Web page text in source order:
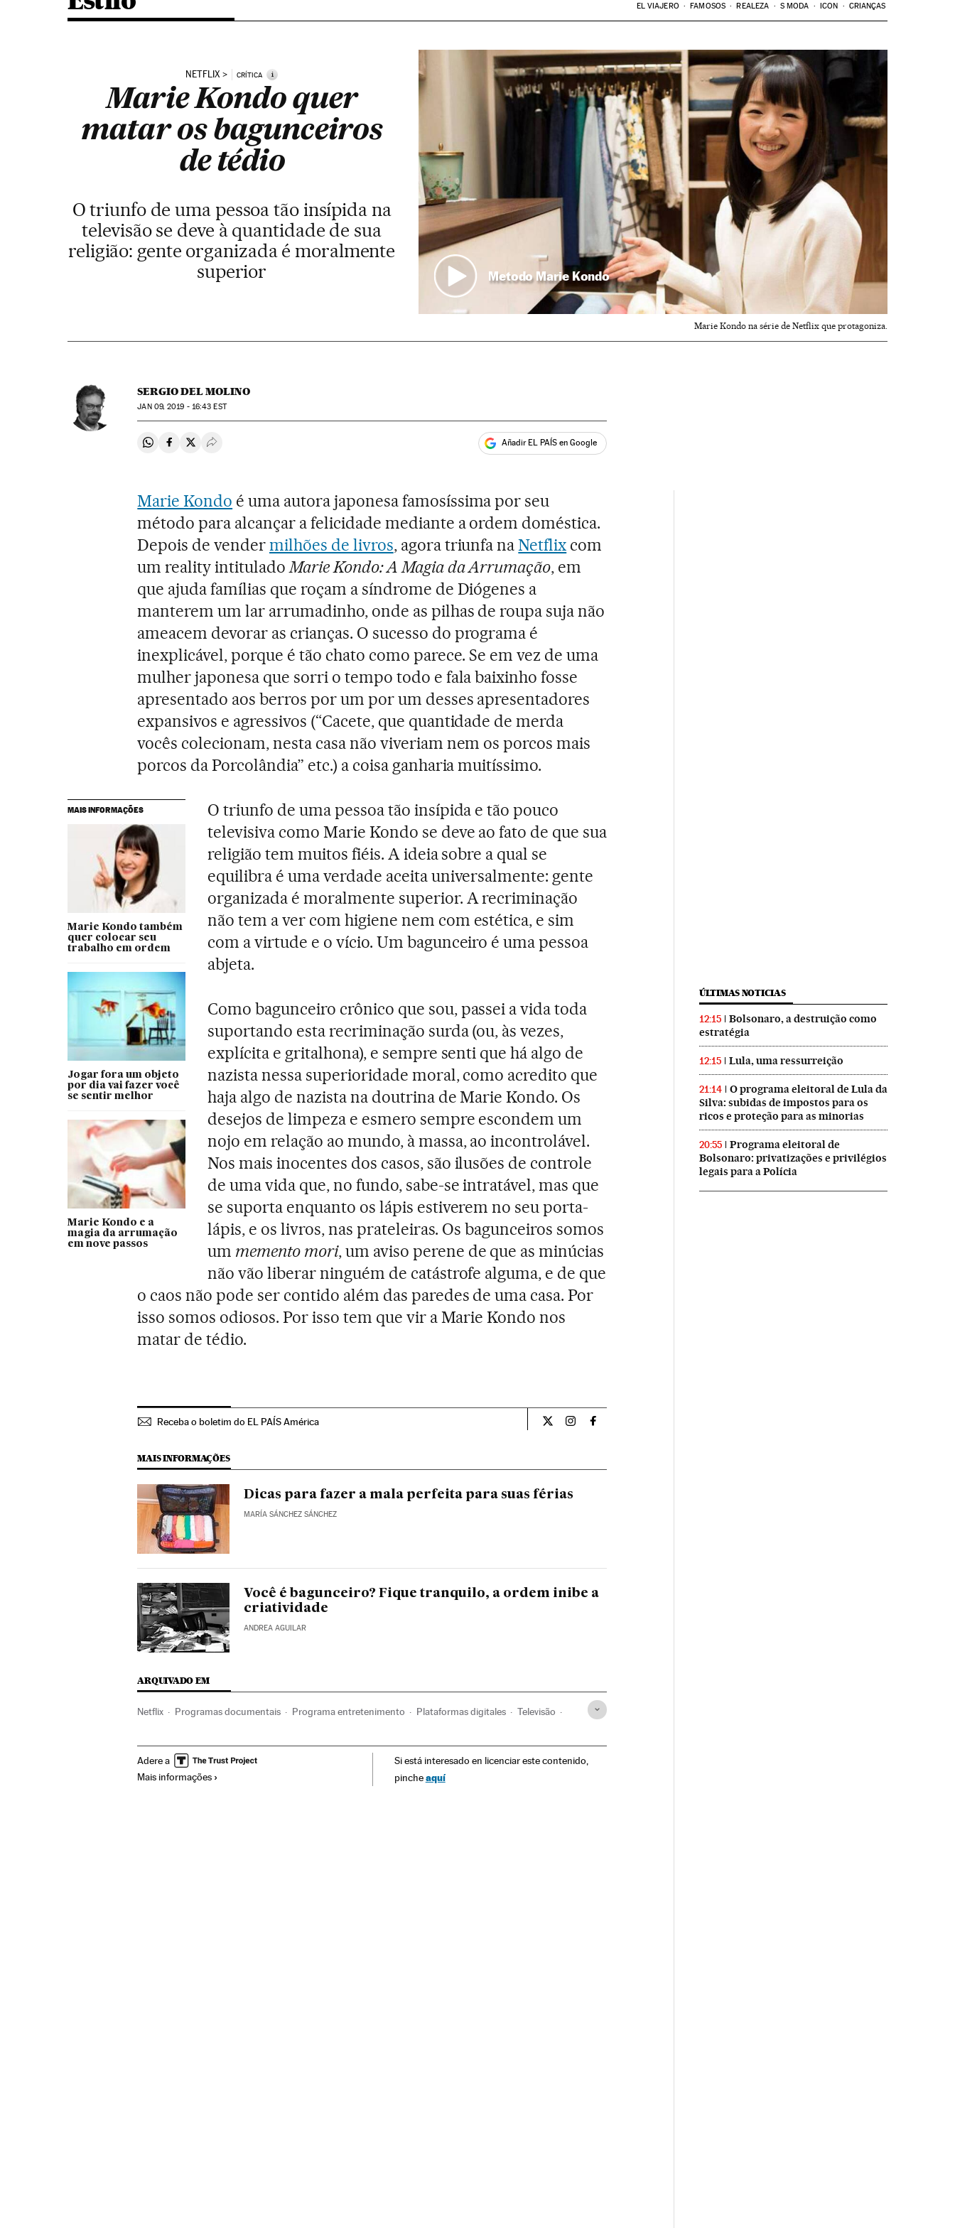
EL VIAJERO FAMOSOS REALEZA S MODA ICON CRIANÇAS
NETFLIX CRÍTICA i
Marie Kondo quer
matar os bagunceiros
de tédio
O triunfo de uma pessoa tão insípida na
televisão se deve à quantidade de sua
religião: gente organizada é moralmente
superior
Metodo Marie Kondo
Marie Kondo na série de Netflix que protagoniza.
SERGIO DEL MOLINO
JAN09, 2019 - 16:43 EST
Compartir en Whatsapp
Compartir en Facebook
Compartir en Twitter
Desplegar Redes Sociales Añadir EL PAÍS en Google
Marie Kondo é uma autora japonesa famosíssima por seu
método para alcançar a felicidade mediante a ordem doméstica.
Depois de vendermilhões de livros, agora triunfa naNetflix com
um reality intituladoMarie Kondo: A Magia da Arrumação, em
que ajuda famílias que roçam a síndrome de Diógenes a
manterem um lar arrumadinho, onde as pilhas de roupa suja não
ameacem devorar as crianças. O sucesso do programa é
inexplicável, porque é tão chato como parece. Se em vez de uma
mulher japonesa que sorri o tempo todo e fala baixinho fosse
apresentado aos berros por um por um desses apresentadores
expansivos e agressivos (“Cacete, que quantidade de merda
vocês colecionam, nesta casa não viveriam nem os porcos mais
porcos da Porcolândia” etc.) a coisa ganharia muitíssimo.
MAIS INFORMAÇÕES
Marie Kondo também
quer colocar seu
trabalho em ordem
Jogar fora um objeto
por dia vai fazer você
se sentir melhor
Marie Kondo e a
magia da arrumação
em nove passos
O triunfo de uma pessoa tão insípida e tão pouco
televisiva como Marie Kondo se deve ao fato de que sua
religião tem muitos fiéis. A ideia sobre a qual se
equilibra é uma verdade aceita universalmente: gente
organizada é moralmente superior. A recriminação
não tem a ver com higiene nem com estética, e sim
com a virtude e o vício. Um bagunceiro é uma pessoa
abjeta.
Como bagunceiro crônico que sou, passei a vida toda
suportando esta recriminação surda (ou, às vezes,
explícita e gritalhona), e sempre senti que há algo de
nazista nessa superioridade moral, como acredito que
haja algo de nazista na doutrina de Marie Kondo. Os
desejos de limpeza e esmero sempre escondem um
nojo em relação ao mundo, à massa, ao incontrolável.
Nos mais inocentes dos casos, são ilusões de controle
de uma vida que, no fundo, sabe-se intratável, mas que
se suporta enquanto os lápis estiverem no seu porta-
lápis, e os livros, nas prateleiras. Os bagunceiros somos
um memento mori, um aviso perene de que as minúcias
não vão liberar ninguém de catástrofe alguma, e de que
o caos não pode ser contido além das paredes de uma casa. Por
isso somos odiosos. Por isso tem que vir a Marie Kondo nos
matar de tédio.
Receba o boletim do EL PAÍS América Estilo El País Brasil en Twitter
Estilo El País Brasil en Instagram
Estilo El País Brasil en Facebook
MAIS INFORMAÇÕES
Dicas para fazer a mala perfeita para suas férias
MARÍA SÁNCHEZ SÁNCHEZ
Você é bagunceiro? Fique tranquilo, a ordem inibe a
criatividade
ANDREA AGUILAR
ARQUIVADO EM
Netflix Programas documentais Programa entretenimento Plataformas digitales Televisão
Comunicação Método KonMari Marie Kondo Casa lar Estilo vida
Adere a
Mais informações
Si está interesado en licenciar este contenido,
pincheaquí
ÚLTIMAS NOTICIAS
12:15
Bolsonaro, a destruição como
estratégia
12:15 Lula, uma ressurreição
21:14
O programa eleitoral de Lula da
Silva: subidas de impostos para os
ricos e proteção para as minorias
20:55
Programa eleitoral de
Bolsonaro: privatizações e privilégios
legais para a Polícia